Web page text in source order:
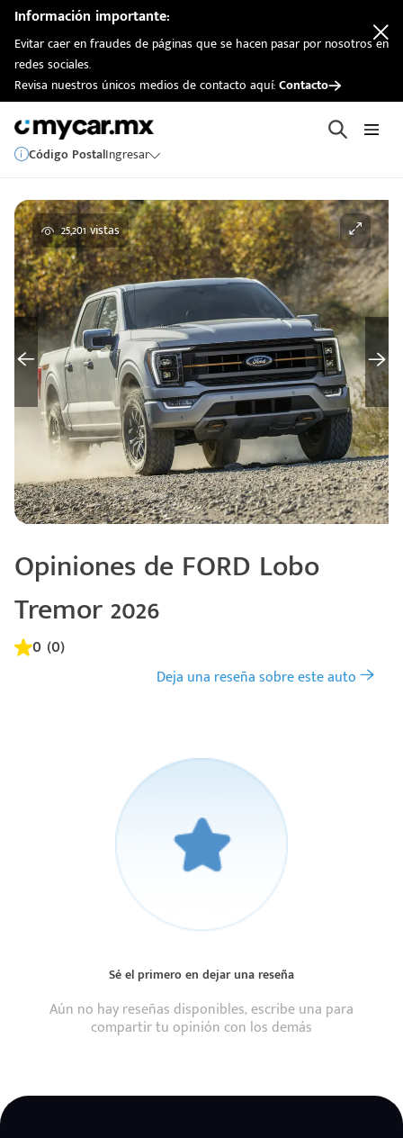
Información importante:
Evitar caer en fraudes de páginas que se hacen pasar por nosotros en
redes sociales.
Revisa nuestros únicos medios de contacto aquí:Contacto
Código PostalIngresar
25,201 vistas
Opiniones de FORD Lobo
Tremor 2026
0 (0)
Deja una reseña sobre este auto
Sé el primero en dejar una reseña
Aún no hay reseñas disponibles, escribe una para
compartir tu opinión con los demás